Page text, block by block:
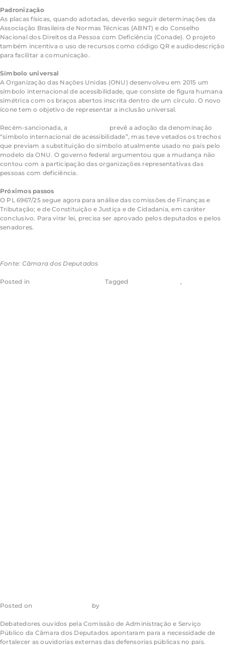
Padronização
As placas físicas, quando adotadas, deverão seguir determinações da
Associação Brasileira de Normas Técnicas (ABNT) e do Conselho
Nacional dos Direitos da Pessoa com Deficiência (Conade). O projeto
também incentiva o uso de recursos como código QR e audiodescrição
para facilitar a comunicação.
Símbolo universal
A Organização das Nações Unidas (ONU) desenvolveu em 2015 um
símbolo internacional de acessibilidade, que consiste de figura humana
simétrica com os braços abertos inscrita dentro de um círculo. O novo
ícone tem o objetivo de representar a inclusão universal.
Recém-sancionada, a
prevê a adoção da denominação
“símbolo internacional de acessibilidade”, mas teve vetados os trechos
que previam a substituição do símbolo atualmente usado no país pelo
modelo da ONU. O governo federal argumentou que a mudança não
contou com a participação das organizações representativas das
pessoas com deficiência.
Próximos passos
O PL 6967/25 segue agora para análise das comissões de Finanças e
Tributação; e de Constituição e Justiça e de Cidadania, em caráter
conclusivo. Para virar lei, precisa ser aprovado pelos deputados e pelos
senadores.
Fonte: Câmara dos Deputados
Posted in Câmara dos DeputadosTagged ,
Posted on by
Debatedores ouvidos pela Comissão de Administração e Serviço
Público da Câmara dos Deputados apontaram para a necessidade de
fortalecer as ouvidorias externas das defensorias públicas no país.